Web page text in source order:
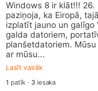
Windows 8 ir klāt!!!
paziņoja, ka Eiropā,
izplatīt jauno un galīgo
galda datoriem,
planšetdatoriem.
ar mūsu...
Lasīt vairāk
1 patīk · 3iesaka